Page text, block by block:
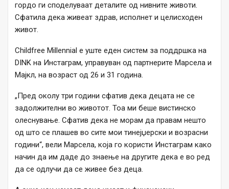
гордо ги споделуваат деталите од нивните животи.
Сфатила дека живеат здрав, исполнет и целисходен
живот.
Childfree Millennial е уште еден систем за поддршка на
DINK на Инстаграм, управуван од партнерите Марсела и
Мајкл, на возраст од 26 и 31 година.
„Пред околу три години сфатив дека децата не се
задолжителни во животот. Тоа ми беше вистинско
олеснување. Сфатив дека не морам да правам нешто
од што се плашев во сите мои тинејџерски и возрасни
години“, вели Марсела, која го користи Инстаграм како
начин да им даде до знаење на другите дека е во ред
да се одлучи да се живее без деца.